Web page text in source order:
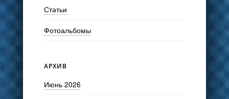
Статьи
Фотоальбомы
АРХИВ
Июнь 2026